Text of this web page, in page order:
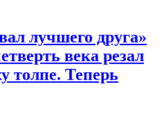
лучшего друга»
века резал
толпе. Теперь